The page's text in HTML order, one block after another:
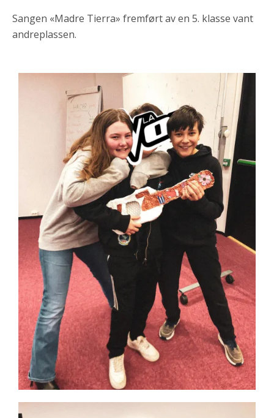
Sangen «Madre Tierra» fremført av en 5. klasse vant
andreplassen.